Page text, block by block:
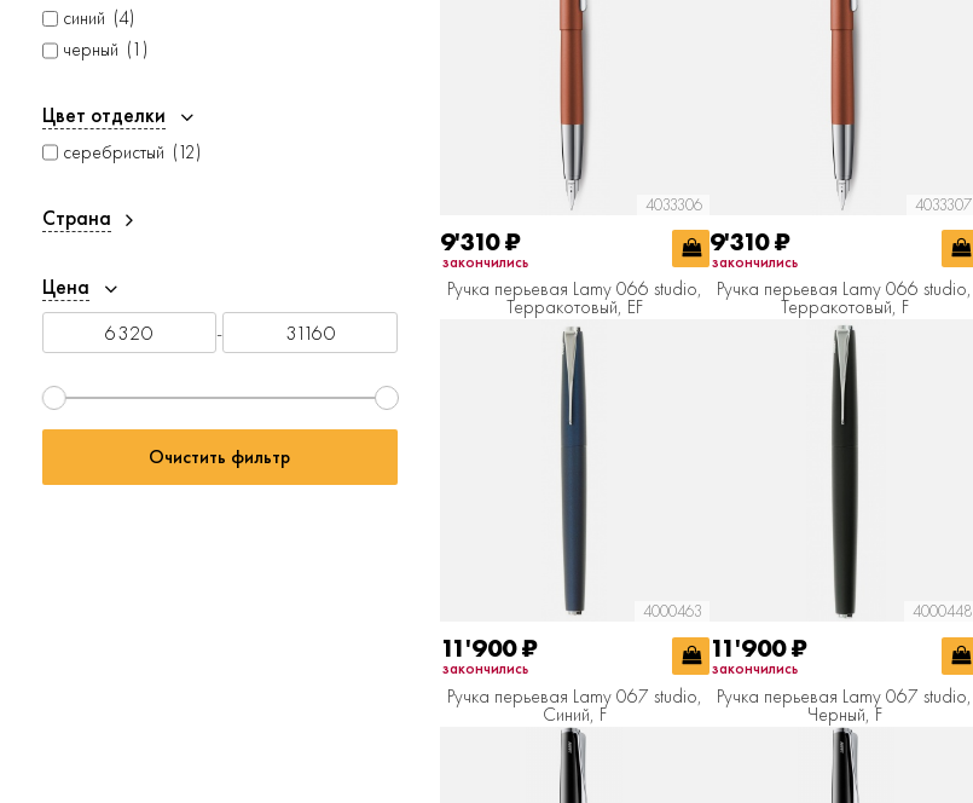
синий 4
черный
1
Цвет отделки
серебристый 12
Страна
Цена
-
Очистить фильтр
4033306
9'310₽
закончились
Ручка перьевая Lamy 066 studio,
Терракотовый, EF
4033307
9'310₽
закончились
Ручка перьевая Lamy 066 studio,
Терракотовый, F
4000463
11'900₽
закончились
Ручка перьевая Lamy 067 studio,
Синий, F
4000448
11'900₽
закончились
Ручка перьевая Lamy 067 studio,
Черный, F